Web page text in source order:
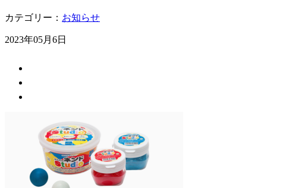
カテゴリー： お知らせ
2023年05月6日